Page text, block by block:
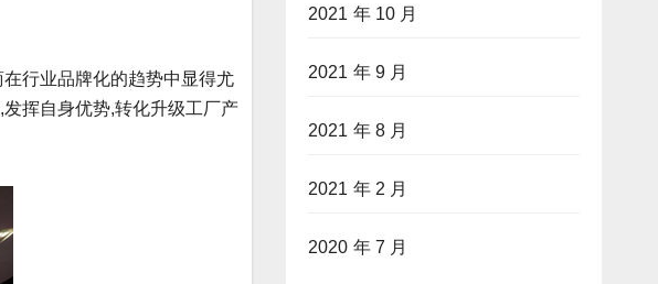
行业品牌化的趋势中显得尤
挥自身优势,转化升级工厂产
2021 年 10 月
2021 年 9 月
2021 年 8 月
2021 年 2 月
2020 年 7 月